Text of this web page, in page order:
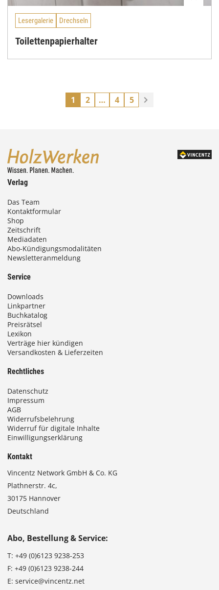
Lesergalerie Drechseln
Toilettenpapierhalter
1 2 … 4 5
Verlag
Das Team
Kontaktformular
Shop
Zeitschrift
Mediadaten
Abo-Kündigungsmodalitäten
Newsletteranmeldung
Service
Downloads
Linkpartner
Buchkatalog
Preisrätsel
Lexikon
Verträge hier kündigen
Versandkosten & Lieferzeiten
Rechtliches
Datenschutz
Impressum
AGB
Widerrufsbelehrung
Widerruf für digitale Inhalte
Einwilligungserklärung
Kontakt
Vincentz Network GmbH & Co. KG
Plathnerstr. 4c,
30175 Hannover
Deutschland
Abo, Bestellung & Service:
T: +49 (0)6123 9238-253
F: +49 (0)6123 9238-244
E: service@vincentz.net